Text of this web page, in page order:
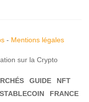
- Mentions légales
sur la Crypto
GUIDE
NFT
STABLECOIN FRANCE